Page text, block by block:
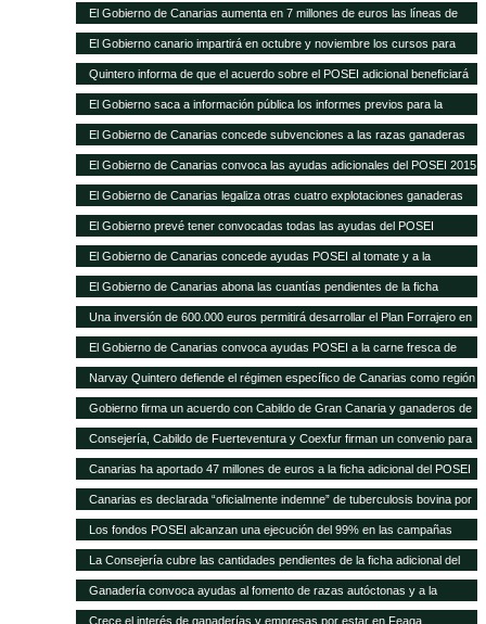
Sanitaria Ganadera por 300.000 euros
El Gobierno de Canarias aumenta en 7 millones de euros las líneas de
ayudas a comercialización y producción agrícola y ganadera
El Gobierno canario impartirá en octubre y noviembre los cursos para
obtener el certificado obligatorio para transporte animal
Quintero informa de que el acuerdo sobre el POSEI adicional beneficiará
a unos 4.800 agricultores y ganaderos de las Islas
El Gobierno saca a información pública los informes previos para la
legalización de otras 28 explotaciones ganaderas
El Gobierno de Canarias concede subvenciones a las razas ganaderas
autóctonas por importe de casi 200.000 euros
El Gobierno de Canarias convoca las ayudas adicionales del POSEI 2015
El Gobierno de Canarias legaliza otras cuatro explotaciones ganaderas
El Gobierno prevé tener convocadas todas las ayudas del POSEI
adicional, excepto 2011, antes de que termine el año
El Gobierno de Canarias concede ayudas POSEI al tomate y a la
industria láctea que emplea leche local por 3,7 millones de euros
El Gobierno de Canarias abona las cuantías pendientes de la ficha
adicional del POSEI 2014
Una inversión de 600.000 euros permitirá desarrollar el Plan Forrajero en
la isla de La Palma
El Gobierno de Canarias convoca ayudas POSEI a la carne fresca de
origen local por 2,28 millones de euros
Narvay Quintero defiende el régimen específico de Canarias como región
ultraperiférica en la estrategia española de negociación de la Política
Agraria Común El consejero de Agricultura del Gobierno de Canarias
participó ayer en Madrid en la Conferencia Sectorial de Agricultura y
Desarrollo Rural
Gobierno firma un acuerdo con Cabildo de Gran Canaria y ganaderos de
la isla para aumentar la producción de forraje para el ganado El consejero
de Agricultura, Ganadería, Pesca y Aguas, Narvay Quintero, explicó que
este plan quiere dar estabilidad a los ganaderos y una mejor alimentación
a la cabaña existente
Consejería, Cabildo de Fuerteventura y Coexfur firman un convenio para
poner en marcha el Plan Forrajero con un presupuesto de 600.000 euros
El consejero de Agricultura, Ganadería, Pesca y Aguas, Narvay Quintero,
explicó que este plan permitirá a los ganaderos de la isla depender menos
de la importación de insumos
Canarias ha aportado 47 millones de euros a la ficha adicional del POSEI
Quintero analiza con el Ministerio la mejor forma de abono de la campaña
2011, después de que se pague la cantidad relativa a 2015
Canarias es declarada “oficialmente indemne” de tuberculosis bovina por
la UE El consejero, Narvay Quintero, y el director de Ganadería, David de
Vera, informaron hoy en rueda de prensa de las actuaciones
desarrolladas por este departamento para alcanzar este logro
Los fondos POSEI alcanzan una ejecución del 99% en las campañas
2014 y 2015 Quintero destaca en el Parlamento que la Consejería de
Agricultura del Gobierno de Canarias ha recibido felicitaciones por parte
de la UE por estas cifras y la positiva repercusión del programa en el
sector primario canario
La Consejería cubre las cantidades pendientes de la ficha adicional del
POSEI de 2014 tras incrementar la dotación presupuestaria propia El
consejero de Agricultura, Ganadería, Pesca y Aguas, Narvay Quintero,
Ganadería convoca ayudas al fomento de razas autóctonas y a la
producción y comercialización de productos de la apicultura
Crece el interés de ganaderías y empresas por estar en Feaga